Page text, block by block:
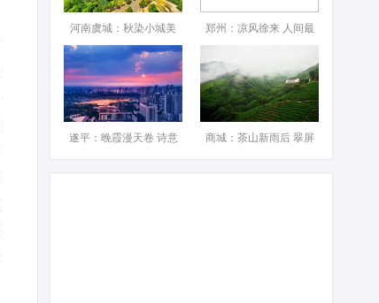
河南虞城：秋染小城美 郑州：凉风徐来 人间最
遂平：晚霞漫天卷 诗意 商城：茶山新雨后 翠屏